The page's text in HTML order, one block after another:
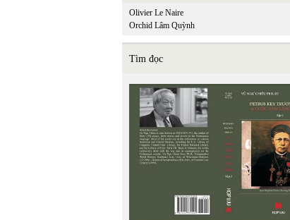
Olivier Le Naire
Orchid Lâm Quỳnh
Tìm đọc